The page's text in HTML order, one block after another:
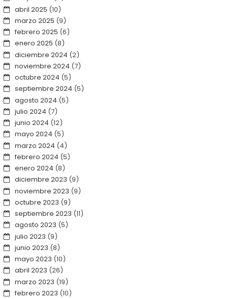
abril 2025 (10)
marzo 2025 (9)
febrero 2025 (6)
enero 2025 (8)
diciembre 2024 (2)
noviembre 2024 (7)
octubre 2024 (5)
septiembre 2024 (5)
agosto 2024 (5)
julio 2024 (7)
junio 2024 (12)
mayo 2024 (5)
marzo 2024 (4)
febrero 2024 (5)
enero 2024 (8)
diciembre 2023 (9)
noviembre 2023 (9)
octubre 2023 (9)
septiembre 2023 (11)
agosto 2023 (5)
julio 2023 (9)
junio 2023 (8)
mayo 2023 (10)
abril 2023 (26)
marzo 2023 (19)
febrero 2023 (10)